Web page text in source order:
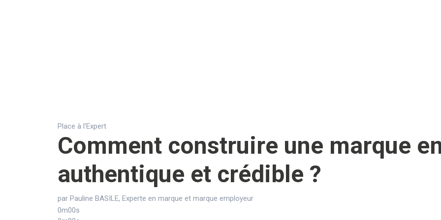
Place à l'Expert
Comment construire une marque
authentique et crédible ?
par Pauline BASILE, Experte en marque et marque employeur
0m00s